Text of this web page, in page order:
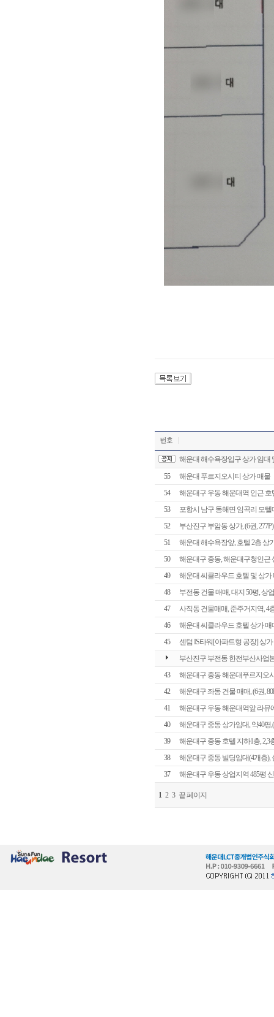
해운대 해수욕장입구 상가 임대
55
해운대 푸르지오시티 상가 매물
54
해운대구 우동 해운대역 인근 호
53
포항시 남구 동해면 임곡리 모텔
52
부산진구 부암동 상가, (6권, 277P)
51
해운대 해수욕장앞, 호텔 2층 상
50
해운대구 중동, 해운대구청인근
49
해운대 씨클라우드 호텔 및 상가
48
부전동 건물 매매, 대지 50평, 상
47
사직동 건물매매, 준주거지역, 4
46
해운대 씨클라우드 호텔 상가 매
45
센텀 IS타워[아파트형 공장] 상가
부산진구 부전동 한전부산사업
43
해운대구 중동 해운대푸르지오
42
해운대구 좌동 건물 매매, (6권,
41
해운대구 우동 해운대역앞 라뮤
40
해운대구 중동 상가임대, 약40평
39
해운대구 중동 호텔 지하1층, 2,3
38
해운대구 중동 빌딩임대(4개층),
37
해운대구 우동 상업지역 485평 신
1 2 3 끝 페이지